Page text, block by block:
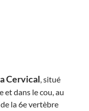
Cervical, situé
et dans le cou, au
la 6e vertèbre